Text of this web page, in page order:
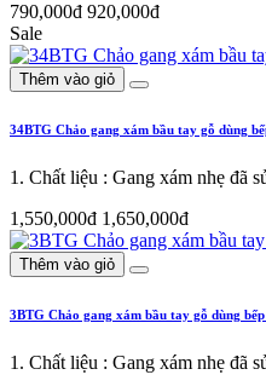
790,000đ 920,000đ
Sale
Thêm vào giỏ
34BTG Chảo gang xám bầu tay gỗ dùng
1. Chất liệu : Gang xám nhẹ đã
1,550,000đ 1,650,000đ
Thêm vào giỏ
3BTG Chảo gang xám bầu tay gỗ dùng
1. Chất liệu : Gang xám nhẹ đã